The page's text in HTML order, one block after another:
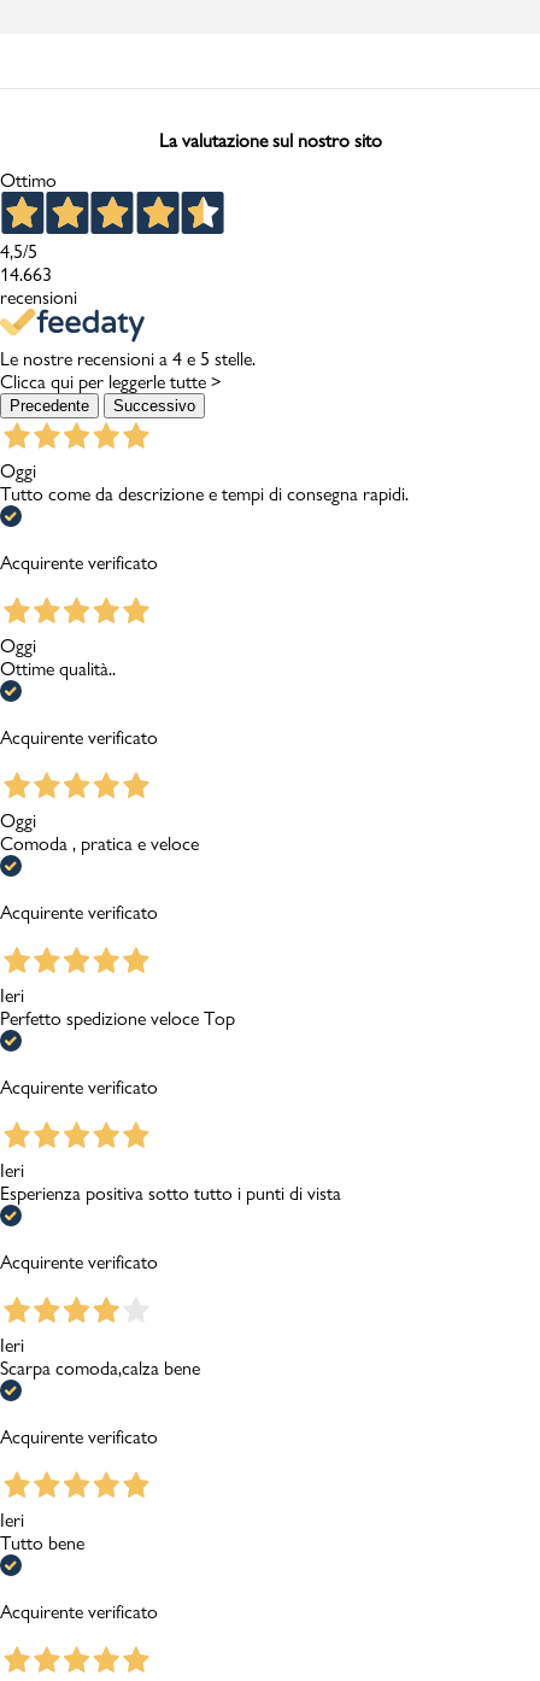
La valutazione sul nostro sito
Ottimo
4,5/5
14.663
recensioni
Le nostre recensioni a 4 e 5 stelle.
Clicca qui per leggerle tutte >
Precedente Successivo
Oggi
Tutto come da descrizione e tempi di consegna rapidi.
Acquirente verificato
Oggi
Ottime qualità..
Acquirente verificato
Oggi
Comoda , pratica e veloce
Acquirente verificato
Ieri
Perfetto spedizione veloce Top
Acquirente verificato
Ieri
Esperienza positiva sotto tutto i punti di vista
Acquirente verificato
Ieri
Scarpa comoda,calza bene
Acquirente verificato
Ieri
Tutto bene
Acquirente verificato